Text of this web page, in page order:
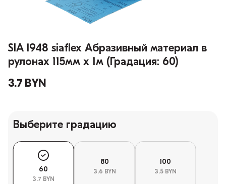
SIA 1948 siaflex Абразивный материал в
рулонах 115мм х 1м (Градация: 60)
3.7 BYN
Выберите градацию
60
3.7 BYN
80
3.6 BYN
100
3.5 BYN